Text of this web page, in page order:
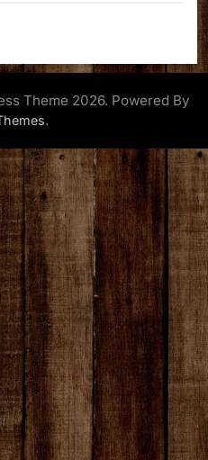
Theme 2026. Powered By
.